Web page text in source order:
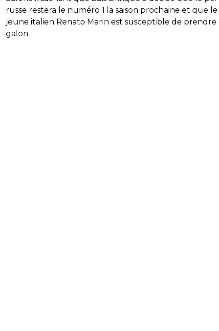
russe restera le numéro 1 la saison prochaine et que le
jeune italien Renato Marin est susceptible de
galon.